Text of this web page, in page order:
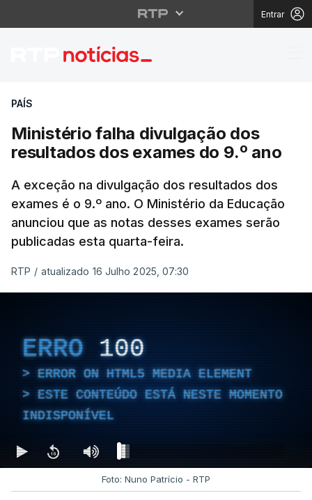
Entrar
Ministério falha
PAÍS
Ministério falha divulgação dos
resultados dos exames do 9.º ano
A exceção na divulgação dos resultados dos
exames é o 9.º ano. O Ministério da Educação
anunciou que as notas desses exames serão
publicadas esta quarta-feira.
RTP / atualizado 16 Julho 2025, 07:30
ERRO 100
ERROR ON HTML5 MEDIA ELEMENT
ESTE CONTEÚDO ESTÁ NESTE MOMENTO
INDISPONÍVEL
Foto: Nuno Patrício - RTP